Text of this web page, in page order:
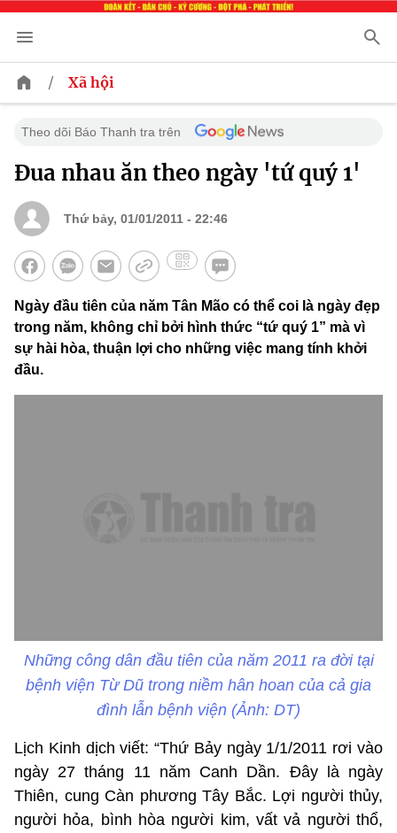
/ Xã hội
Theo dõi Báo Thanh tra trên
Đua nhau ăn theo ngày 'tứ quý 1'
Thứ bảy, 01/01/2011 - 22:46
Ngày đầu tiên của năm Tân Mão có thể coi là ngày đẹp
trong năm, không chỉ bởi hình thức “tứ quý 1” mà vì
sự hài hòa, thuận lợi cho những việc mang tính khởi
đầu.
Những công dân đầu tiên của năm 2011 ra đời tại
bệnh viện Từ Dũ trong niềm hân hoan của cả gia
đình lẫn bệnh viện (Ảnh: DT)
Lịch Kinh dịch viết: “Thứ Bảy ngày 1/1/2011 rơi vào
ngày 27 tháng 11 năm Canh Dần. Đây là ngày
Thiên, cung Càn phương Tây Bắc. Lợi người thủy,
người hỏa, bình hòa người kim, vất vả người thổ,